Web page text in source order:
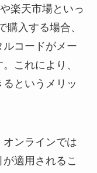
楽天市場といっ
購入する場合、
コードがメー
これにより、
というメリッ
オンラインでは
適用されるこ